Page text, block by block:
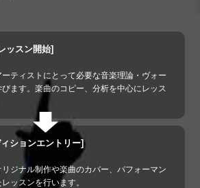
ッスン開始]
ティストにとって必要な音楽理論・ヴォー
ます。楽曲のコピー、分析を中心にレッス
ションエントリー]
ジナル制作や楽曲のカバー、パフォーマン
ッスンを行います。